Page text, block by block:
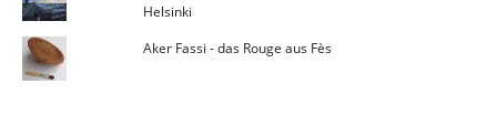
Helsinki
Aker Fassi - das Rouge aus Fès